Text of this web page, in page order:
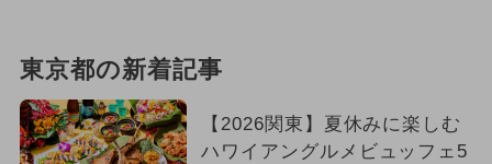
東京都の新着記事
【2026関東】夏休みに楽しむ
ハワイアングルメビュッフェ5